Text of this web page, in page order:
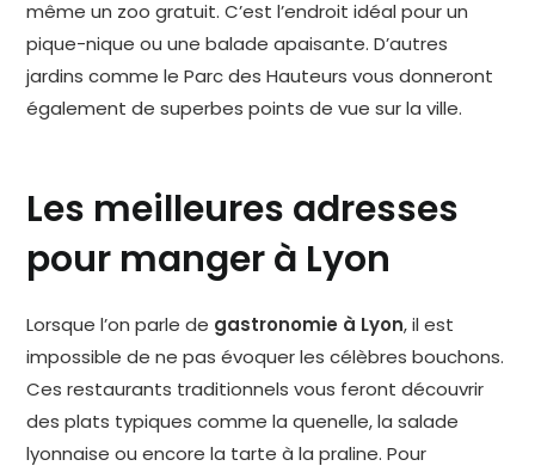
même un zoo gratuit. C’est l’endroit idéal pour un
pique-nique ou une balade apaisante. D’autres
jardins comme le Parc des Hauteurs vous donneront
également de superbes points de vue sur la ville.
Les meilleures adresses
pour manger à Lyon
Lorsque l’on parle de gastronomie à Lyon, il est
impossible de ne pas évoquer les célèbres bouchons.
Ces restaurants traditionnels vous feront découvrir
des plats typiques comme la quenelle, la salade
lyonnaise ou encore la tarte à la praline. Pour